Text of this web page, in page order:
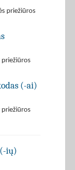
priežiūros
(-ai)
ių)